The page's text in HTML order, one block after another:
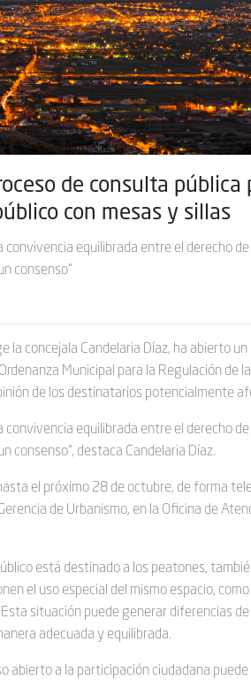
de consulta
con mesas y sillas
convivencia equilibrada entre el derecho
consenso”
la concejala Candelaria Díaz, ha abierto
Municipal para la Regulación de
de los destinatarios potencialmente
convivencia equilibrada entre el derecho
consenso”, destaca Candelaria Díaz.
el próximo 28 de octubre, de forma
de Urbanismo, en la Oficina de
está destinado a los peatones,
el uso especial del mismo espacio,
situación puede generar diferencias
adecuada y equilibrada.
abierto a la participación ciudadana